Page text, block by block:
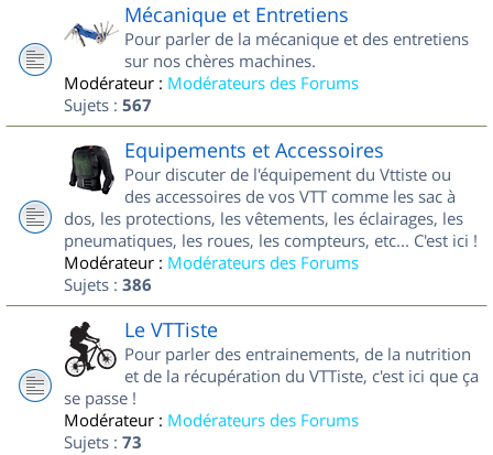
Mécanique et Entretiens
Pour parler de la mécanique et des entretiens
sur nos chères machines.
Modérateur : Modérateurs des Forums
Sujets : 567
Equipements et Accessoires
Pour discuter de l'équipement du Vttiste ou
des accessoires de vos VTT comme les sac à
dos, les protections, les vêtements, les éclairages, les
pneumatiques, les roues, les compteurs, etc... C'est ici !
Modérateur : Modérateurs des Forums
Sujets : 386
Le VTTiste
Pour parler des entrainements, de la nutrition
et de la récupération du VTTiste, c'est ici que ça
se passe !
Modérateur : Modérateurs des Forums
Sujets : 73